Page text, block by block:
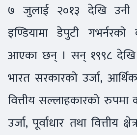
७ जुलाई २०१३ देखि
इण्डियामा डेपुटी गभर्नरको
आएका छन् । सन् १९९८
भारत सरकारको उर्जा,
वित्तीय सल्लाहकारको
उर्जा, पूर्वाधार तथा वित्तीय